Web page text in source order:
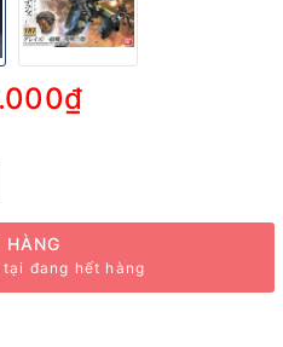
HÀNG
tại đang hết hàng